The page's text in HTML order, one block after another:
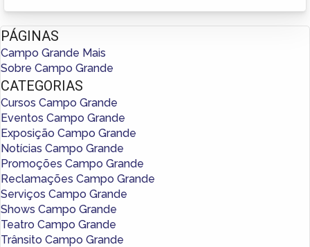
PÁGINAS
Campo Grande Mais
Sobre Campo Grande
CATEGORIAS
Cursos Campo Grande
Eventos Campo Grande
Exposição Campo Grande
Notícias Campo Grande
Promoções Campo Grande
Reclamações Campo Grande
Serviços Campo Grande
Shows Campo Grande
Teatro Campo Grande
Trânsito Campo Grande